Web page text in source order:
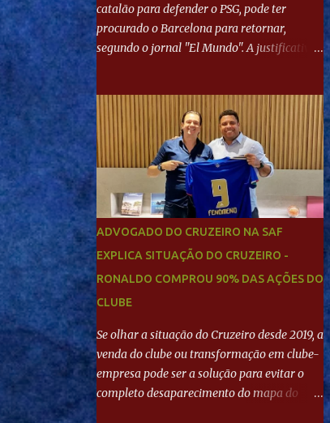
catalão para defender o PSG, pode ter
procurado o Barcelona para retornar,
segundo o jornal "El Mundo". A justificativa
"Mundo Deportivo", o empresário, Neymar
Pai, negou NEYMAR NO BARCELONA?
Jornais internacional divulgam interesse do
jogador. Neymar Pai nega
ADVOGADO DO CRUZEIRO NA SAF
EXPLICA SITUAÇÃO DO CRUZEIRO -
RONALDO COMPROU 90% DAS AÇÕES DO
CLUBE
Se olhar a situação do Cruzeiro desde 2019, a
venda do clube ou transformação em clube-
empresa pode ser a solução para evitar o
completo desaparecimento do mapa do